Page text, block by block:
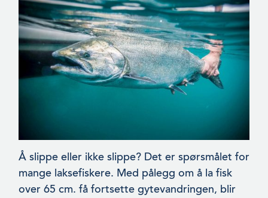
Å slippe eller ikke slippe? Det er spørsmålet for
mange laksefis­kere. Med pålegg om å la fisk
over 65 cm. få fortsette gytevan­dringen, blir